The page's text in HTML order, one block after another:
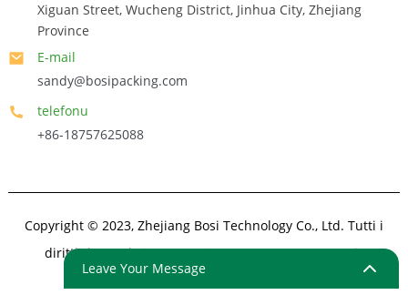
Xiguan Street, Wucheng District, Jinhua City, Zhejiang
Province
E-mail
sandy@bosipacking.com
telefonu
+86-18757625088
Copyright © 2023, Zhejiang Bosi Technology Co., Ltd. Tutti i
diritti riservati.Sitemap - SitemapTrans - Top Search
Leave Your Message